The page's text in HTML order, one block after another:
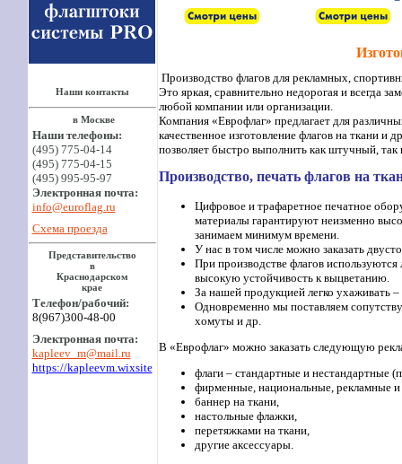
Наши контакты
в Москве
Наши телефоны:
(495) 775-04-14
(495) 775-04-15
(495) 995-95-97
Электронная почта:
info@euroflag.ru
Схема проезда
Представительство
в
Краснодарском
крае
Телефон/рабочий:
8(967)300-48-00
Электронная почта:
kapleev_m@mail.ru
https://kapleevm.wixsite
Производство флагов для рекламных,
Это яркая, сравнительно недорогая и всегда
любой компании или организации.
Компания «Еврофлаг» предлагает для
качественное изготовление флагов на ткани
позволяет быстро выполнить как штучный, так
Производство, печать флагов на
Цифровое и трафаретное печатное
материалы гарантируют неизменно
занимаем минимум времени.
У нас в том числе можно заказать
При производстве флагов
высокую устойчивость к выцветанию.
За нашей продукцией легко ухаживать
Одновременно мы поставляем
хомуты и др.
В «Еврофлаг» можно заказать следующую
флаги – стандартные и нестандартные
фирменные, национальные, рекламные и
баннер на ткани,
настольные флажки,
перетяжками на ткани,
другие аксессуары.